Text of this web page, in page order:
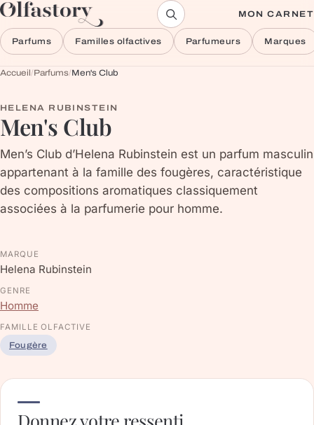
Aller au contenu MON CARNET
Parfums Familles olfactives Parfumeurs Marques
Accueil/Parfums/Men's Club
HELENA RUBINSTEIN
Men's Club
Men’s Club d’Helena Rubinstein est un parfum masculin
appartenant à la famille des fougères, caractéristique
des compositions aromatiques classiquement
associées à la parfumerie pour homme.
MARQUE
Helena Rubinstein
GENRE
Homme
FAMILLE OLFACTIVE
Fougère
Donnez votre ressenti